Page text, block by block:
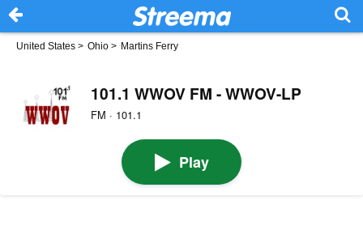
United States > Ohio > Martins Ferry
101.1 WWOV FM - WWOV-LP
FM · 101.1
Play